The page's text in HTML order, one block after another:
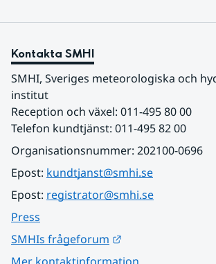
Kontakta SMHI
SMHI, Sveriges meteorologiska och
institut
Reception och växel: 011-495 80 00
Telefon kundtjänst: 011-495 82 00
Organisationsnummer: 202100-0696
Epost: kundtjanst@smhi.se
Epost: registrator@smhi.se
Press
SMHIs frågeforum